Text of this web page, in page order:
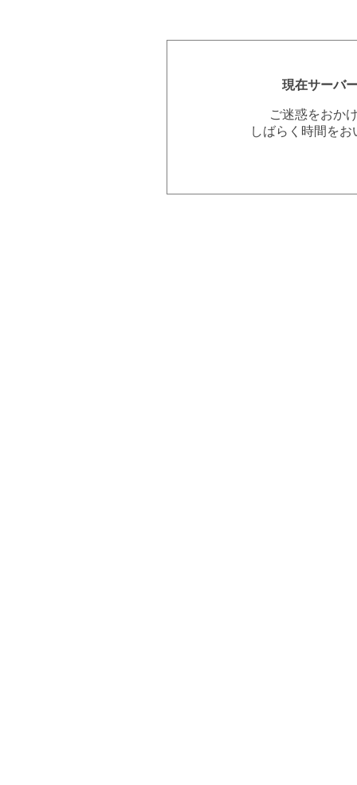
現在サーバ
ご迷惑をおか
しばらく時間を